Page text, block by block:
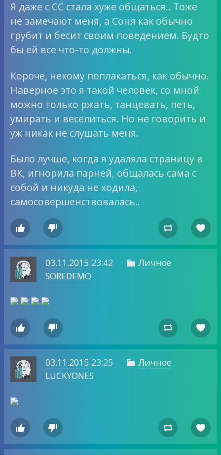
Я даже с СС стала хуже общаться.. Тоже
не замечают меня, а Соня как обычно
грубит и бесит своим поведением. Будто
бы ей все что-то должны.
Короче, некому поплакаться, как обычно.
Наверное это я такой человек, со мной
можно только ржать, танцевать, петь,
умирать и веселиться. Но не говорить и
уж никак не слушать меня.
Было лучше, когда я удаляла страницу в
ВК, игнорила парней, общалась сама с
собой и никуда не ходила,
самосовершенствовалась..
   
03.11.2015 23:42  Личное
SOREDEMO
   
03.11.2015 23:25  Личное
LUCKYONES
   